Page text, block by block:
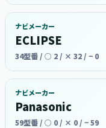
ナビメーカー
ECLIPSE
34型番 / ○ 2 / × 32 / − 0
ナビメーカー
Panasonic
59型番 / ○ 0 / × 0 / − 59